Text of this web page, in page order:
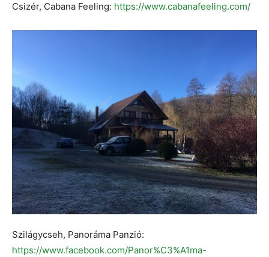
Csizér, Cabana Feeling: https://www.cabanafeeling.com/
Szilágycseh, Panoráma Panzió:
https://www.facebook.com/Panor%C3%A1ma-